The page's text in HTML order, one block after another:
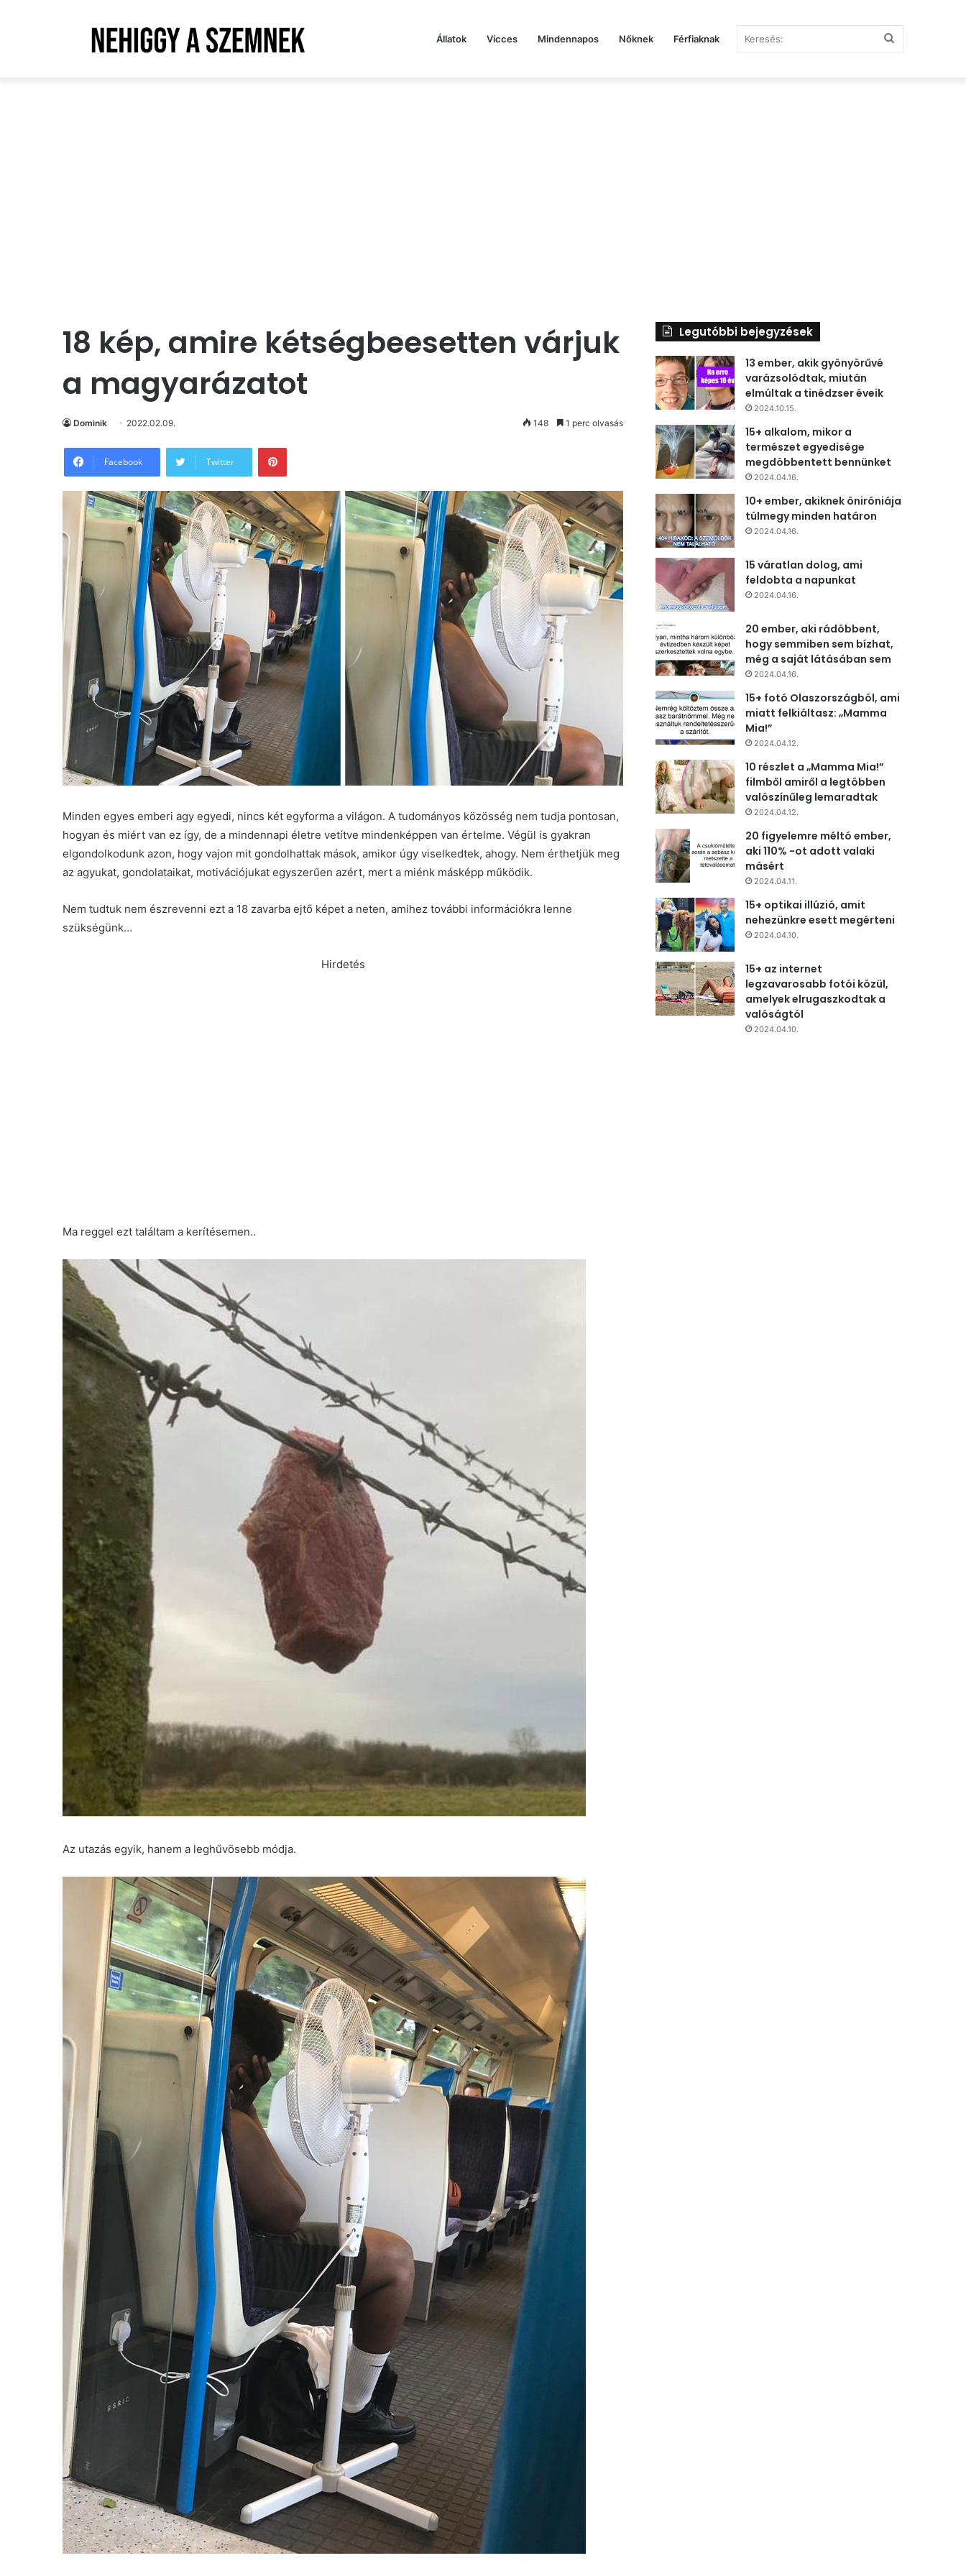
Állatok Vicces Mindennapos Nőknek Férfiaknak
18 kép, amire kétségbeesetten várjuk
a magyarázatot
Dominik 2022.02.09. 148 1 perc olvasás
Facebook Twitter
Pinterest
Minden egyes emberi agy egyedi, nincs két egyforma a világon. A tudományos közösség nem tudja pontosan,
hogyan és miért van ez így, de a mindennapi életre vetítve mindenképpen van értelme. Végül is gyakran
elgondolkodunk azon, hogy vajon mit gondolhattak mások, amikor úgy viselkedtek, ahogy. Nem érthetjük meg
az agyukat, gondolataikat, motivációjukat egyszerűen azért, mert a miénk másképp működik.
Nem tudtuk nem észrevenni ezt a 18 zavarba ejtő képet a neten, amihez további információkra lenne
szükségünk…
Hirdetés
Ma reggel ezt találtam a kerítésemen..
Az utazás egyik, hanem a leghűvösebb módja.
Legutóbbi bejegyzések
13 ember, akik gyönyörűvé
varázsolódtak, miután
elmúltak a tinédzser éveik
2024.10.15.
15+ alkalom, mikor a
természet egyedisége
megdöbbentett bennünket
2024.04.16.
10+ ember, akiknek öniróniája
túlmegy minden határon
2024.04.16.
15 váratlan dolog, ami
feldobta a napunkat
2024.04.16.
20 ember, aki rádöbbent,
hogy semmiben sem bízhat,
még a saját látásában sem
2024.04.16.
15+ fotó Olaszországból, ami
miatt felkiáltasz: „Mamma
Mia!”
2024.04.12.
10 részlet a „Mamma Mia!”
filmből amiről a legtöbben
valószínűleg lemaradtak
2024.04.12.
20 figyelemre méltó ember,
aki 110% -ot adott valaki
másért
2024.04.11.
15+ optikai illúzió, amit
nehezünkre esett megérteni
2024.04.10.
15+ az internet
legzavarosabb fotói közül,
amelyek elrugaszkodtak a
valóságtól
2024.04.10.